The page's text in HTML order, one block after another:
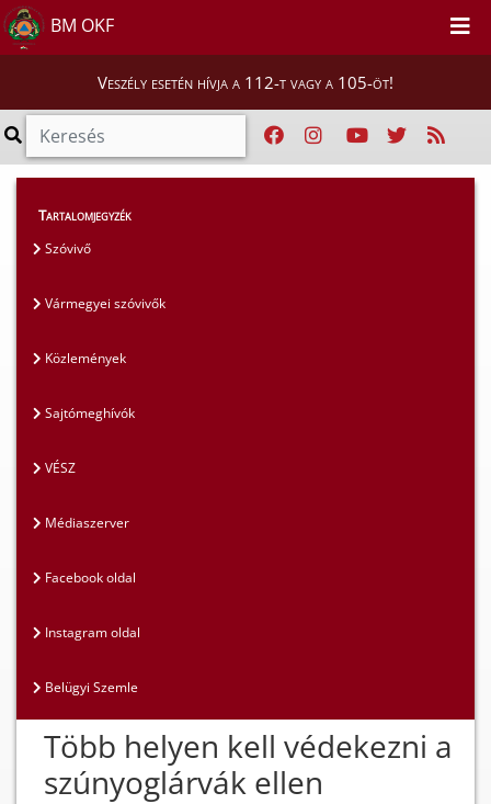
BM OKF
Veszély esetén hívja a 112-t vagy a 105-öt!
Magunkról
Tartalomjegyzék
Szóvivő
Vármegyei szóvivők
Közlemények
Sajtómeghívók
VÉSZ
Médiaszerver
Facebook oldal
Instagram oldal
Belügyi Szemle
Több helyen kell védekezni a
szúnyoglárvák ellen